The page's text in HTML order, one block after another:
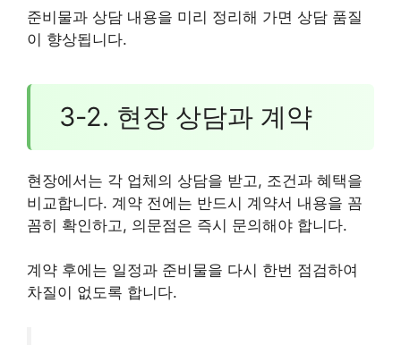
준비물과 상담 내용을 미리 정리해 가면 상담 품질
이 향상됩니다.
3-2. 현장 상담과 계약
현장에서는 각 업체의 상담을 받고, 조건과 혜택을
비교합니다. 계약 전에는 반드시 계약서 내용을 꼼
꼼히 확인하고, 의문점은 즉시 문의해야 합니다.
계약 후에는 일정과 준비물을 다시 한번 점검하여
차질이 없도록 합니다.